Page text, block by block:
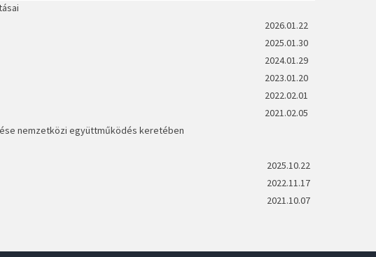
2026.01.22
2025.01.30
2024.01.29
2023.01.20
2022.02.01
2021.02.05
nemzetközi együttműködés keretében
2025.10.22
2022.11.17
2021.10.07